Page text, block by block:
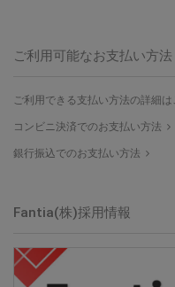
ご利用可能なお支払い方法
ご利用できる支払い方法の詳細は
コンビニ決済でのお支払い方法
銀行振込でのお支払い方法
Fantia(株)採用情報